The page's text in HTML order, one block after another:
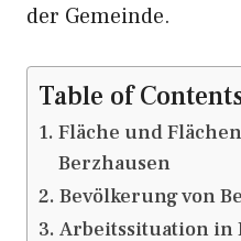
der Gemeinde.
Table of
Fläche und
Berzhausen
Bevölkerung von
Arbeitssituation in